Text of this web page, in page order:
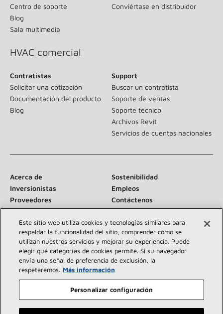
Centro de soporte
Blog
Sala multimedia
Conviértase en distribuidor
HVAC comercial
Contratistas
Solicitar una cotización
Documentación del producto
Blog
Support
Buscar un contratista
Soporte de ventas
Soporte técnico
Archivos Revit
Servicios de cuentas nacionales
Acerca de
Sostenibilidad
Inversionistas
Empleos
Proveedores
Contáctenos
Sala de prensa
Conéctese con nosotros:
Este sitio web utiliza cookies y tecnologías similares para
respaldar la funcionalidad del sitio, comprender cómo se
utilizan nuestros servicios y mejorar su experiencia. Puede
elegir qué categorías de cookies permite. Si su navegador
envía una señal de preferencia de exclusión, la
respetaremos. Más información
Personalizar configuración